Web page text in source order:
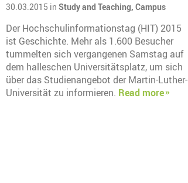
30.03.2015 in Study and Teaching, Campus
Der Hochschulinformationstag (HIT) 2015
ist Geschichte. Mehr als 1.600 Besucher
tummelten sich vergangenen Samstag auf
dem halleschen Universitätsplatz, um sich
über das Studienangebot der Martin-Luther-
Universität zu informieren. Read more